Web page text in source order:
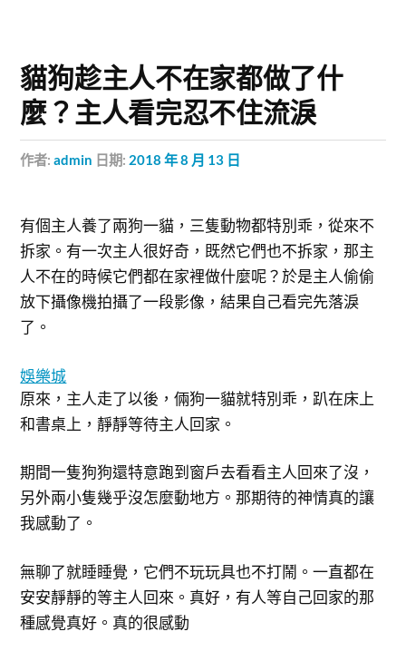
貓狗趁主人不在家都做了什
麼？主人看完忍不住流淚
作者:admin 日期: 2018 年 8 月 13 日
有個主人養了兩狗一貓，三隻動物都特別乖，從來不
拆家。有一次主人很好奇，既然它們也不拆家，那主
人不在的時候它們都在家裡做什麼呢？於是主人偷偷
放下攝像機拍攝了一段影像，結果自己看完先落淚
了。
娛樂城
原來，主人走了以後，倆狗一貓就特別乖，趴在床上
和書桌上，靜靜等待主人回家。
期間一隻狗狗還特意跑到窗戶去看看主人回來了沒，
另外兩小隻幾乎沒怎麼動地方。那期待的神情真的讓
我感動了。
無聊了就睡睡覺，它們不玩玩具也不打鬧。一直都在
安安靜靜的等主人回來。真好，有人等自己回家的那
種感覺真好。真的很感動